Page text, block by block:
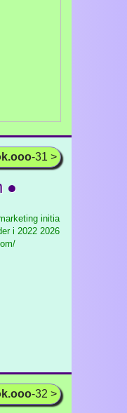
-31 >
●
initia
i 2022 2026
-32 >